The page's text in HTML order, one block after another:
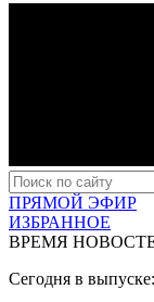
ПРЯМОЙ ЭФИР
ИЗБРАННОЕ
ВРЕМЯ
Сегодня в выпуске: